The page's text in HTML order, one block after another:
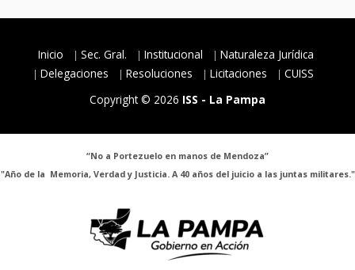
Inicio Sec. Gral. Institucional
Naturaleza Jurídica
Delegaciones
Resoluciones Licitaciones
CUISS
Copyright © 2026 ISS - La Pampa
“No a Portezuelo en manos de Mendoza”
"Año de la Memoria, Verdad y Justicia. A 40 años del juicio a las juntas militares."